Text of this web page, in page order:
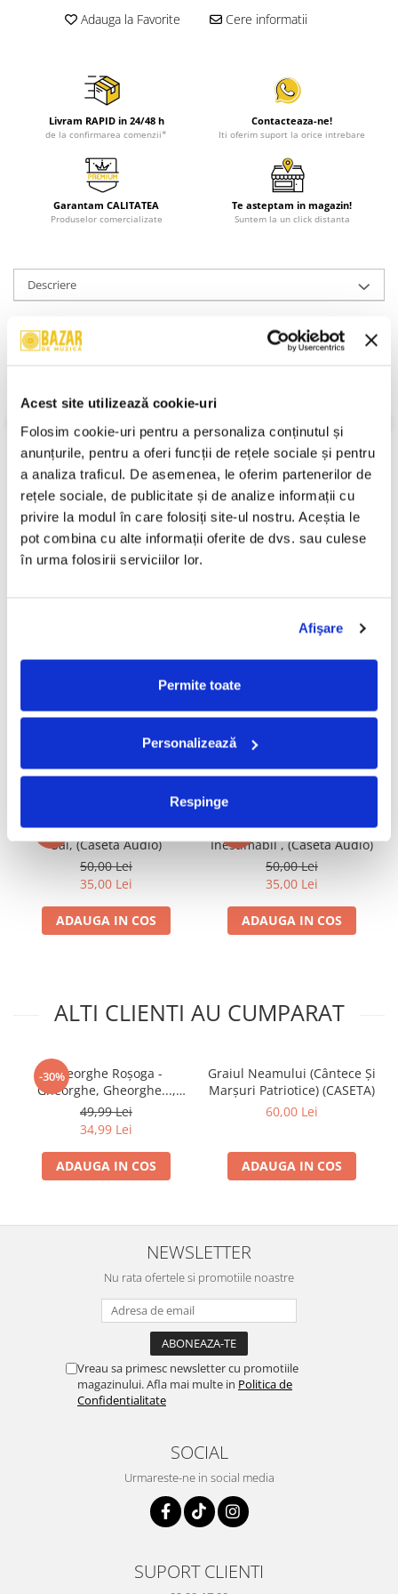
Acest site utilizează cookie-uri
Folosim cookie-uri pentru a personaliza conținutul și
anunțurile, pentru a oferi funcții de rețele sociale și pentru
a analiza traficul. De asemenea, le oferim partenerilor de
rețele sociale, de publicitate și de analize informații cu
privire la modul în care folosiți site-ul nostru. Aceștia le
pot combina cu alte informații oferite de dvs. sau culese
în urma folosirii serviciilor lor.
Afişare
Permite toate
Personalizează
Respinge
Adauga la Favorite Cere informatii
Livram RAPID in 24/48 h
de la confirmarea comenzii*
Contacteaza-ne!
Iti oferim suport la orice intrebare
Garantam CALITATEA
Produselor comercializate
Te asteptam in magazin!
Suntem la un click distanta
Descriere
Stare Caseta:
Review-uri (0)
PRODUSE ALTERNATIVE
-30%Gheorghe Roșoga -
Gheorghe, Gheorghe...,
FRECVENT CUMPARATE
IMPREUNA
-30%
Adrian Minune Și Invitații
Săi, (Casetă Audio)
50,00 Lei
35,00 Lei
ADAUGA IN COS
-30%
Adrian Copilul Minune -
Inestimabil , (Casetă Audio)
50,00 Lei
35,00 Lei
ADAUGA IN COS
ALTI CLIENTI AU CUMPARAT
-30%
Gheorghe Roșoga -
Gheorghe, Gheorghe...,
(Casetă Audio)
49,99 Lei
34,99 Lei
ADAUGA IN COS
Graiul Neamului (Cântece Și
Marșuri Patriotice) (CASETA)
60,00 Lei
ADAUGA IN COS
NEWSLETTER
Nu rata ofertele si promotiile noastre
Vreau sa primesc newsletter cu promotiile
magazinului. Afla mai multe in Politica de
Confidentialitate
SOCIAL
Urmareste-ne in social media
SUPORT CLIENTI